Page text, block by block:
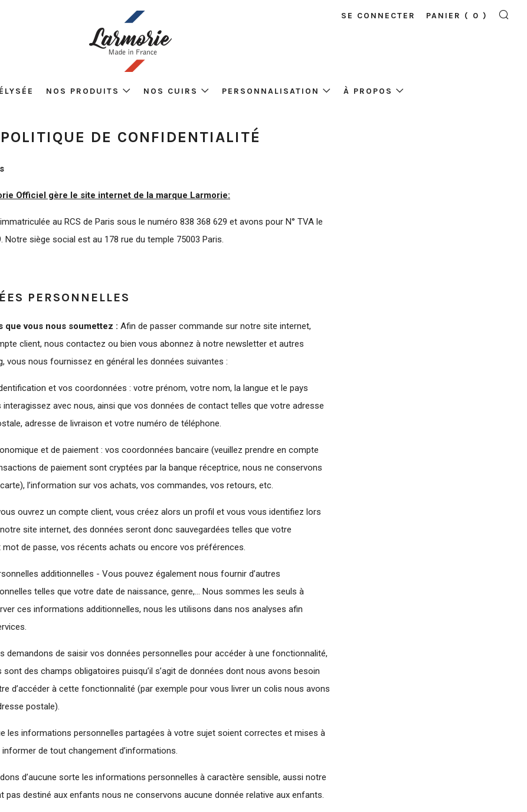
NOS PRODUITS NOS CUIRS PERSONNALISATION À PROPOS
SE CONNECTER PANIER ( 0 )
POLITIQUE DE CONFIDENTIALITÉ
Officiel gère le site internet de la marque Larmorie:
au RCS de Paris sous le numéro 838 368 629 et avons pour N° TVA le
Notre siège social est au 178 rue du temple 75003 Paris.
PERSONNELLES
que vous nous soumettez : Afin de passer commande sur notre site internet,
client, nous contactez ou bien vous abonnez à notre newsletter et autres
vous nous fournissez en général les données suivantes :
et vos coordonnées : votre prénom, votre nom, la langue et le pays
interagissez avec nous, ainsi que vos données de contact telles que votre adresse
adresse de livraison et votre numéro de téléphone.
et de paiement : vos coordonnées bancaire (veuillez prendre en compte
de paiement sont cryptées par la banque réceptrice, nous ne conservons
l’information sur vos achats, vos commandes, vos retours, etc.
ouvrez un compte client, vous créez alors un profil et vous vous identifiez lors
site internet, des données seront donc sauvegardées telles que votre
de passe, vos récents achats ou encore vos préférences.
additionnelles - Vous pouvez également nous fournir d’autres
telles que votre date de naissance, genre,… Nous sommes les seuls à
ces informations additionnelles, nous les utilisons dans nos analyses afin
demandons de saisir vos données personnelles pour accéder à une fonctionnalité,
des champs obligatoires puisqu’il s’agit de données dont nous avons besoin
d’accéder à cette fonctionnalité (par exemple pour vous livrer un colis nous avons
postale).
les informations personnelles partagées à votre sujet soient correctes et mises à
informer de tout changement d’informations.
d’aucune sorte les informations personnelles à caractère sensible, aussi notre
pas destiné aux enfants nous ne conservons aucune donnée relative aux enfants.